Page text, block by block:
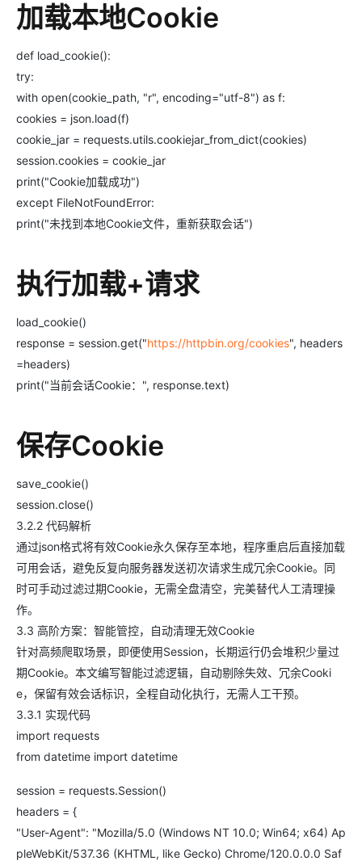
加载本地Cookie
def load_cookie():
try:
with open(cookie_path, "r", encoding="utf-8") as f:
cookies = json.load(f)
cookie_jar = requests.utils.cookiejar_from_dict(cookies)
session.cookies = cookie_jar
print("Cookie加载成功")
except FileNotFoundError:
print("未找到本地Cookie文件，重新获取会话")
执行加载+请求
load_cookie()
response = session.get("https://httpbin.org/cookies", headers
=headers)
print("当前会话Cookie：", response.text)
保存Cookie
save_cookie()
session.close()
3.2.2 代码解析
通过json格式将有效Cookie永久保存至本地，程序重启后直接加载
可用会话，避免反复向服务器发送初次请求生成冗余Cookie。同
时可手动过滤过期Cookie，无需全盘清空，完美替代人工清理操
作。
3.3 高阶方案：智能管控，自动清理无效Cookie
针对高频爬取场景，即便使用Session，长期运行仍会堆积少量过
期Cookie。本文编写智能过滤逻辑，自动剔除失效、冗余Cooki
e，保留有效会话标识，全程自动化执行，无需人工干预。
3.3.1 实现代码
import requests
from datetime import datetime
session = requests.Session()
headers = {
"User-Agent": "Mozilla/5.0 (Windows NT 10.0; Win64; x64) Ap
pleWebKit/537.36 (KHTML, like Gecko) Chrome/120.0.0.0 Saf